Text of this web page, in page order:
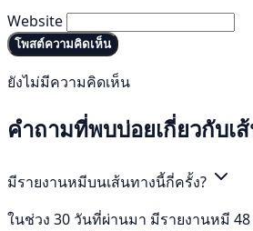
Website
โพสต์ความคิดเห็น
ยังไม่มีความคิดเห็น
คำถามที่พบบ่อยเกี่ยวกับเ
มีรายงานหมีบนเส้นทางนี้กี่ครั้ง?
ในช่วง 30 วันที่ผ่านมา มีรายงานหมี